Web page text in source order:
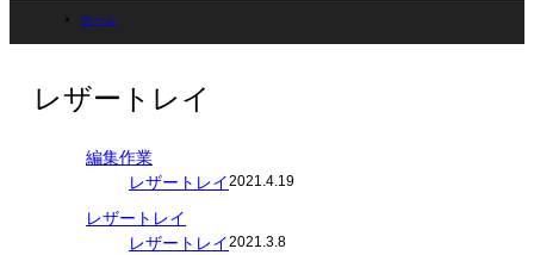
ホーム
レザートレイ
レザートレイ
編集作業
レザートレイ2021.4.19
レザートレイ
レザートレイ2021.3.8